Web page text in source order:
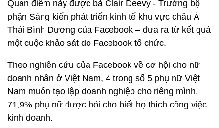
Quan điêm này được bà Clair Deevy - Trưởng bộ
phận Sáng kiến phát triển kinh tế khu vực châu Á
Thái Bình Dương của Facebook – đưa ra từ kết quả
một cuộc khảo sát do Facebook tổ chức.
Theo nghiên cứu của Facebook về cơ hội cho nữ
doanh nhân ở Việt Nam, 4 trong số 5 phụ nữ Việt
Nam muốn tạo lập doanh nghiệp cho riêng mình.
71,9% phụ nữ được hỏi cho biết họ thích công việc
kinh doanh.